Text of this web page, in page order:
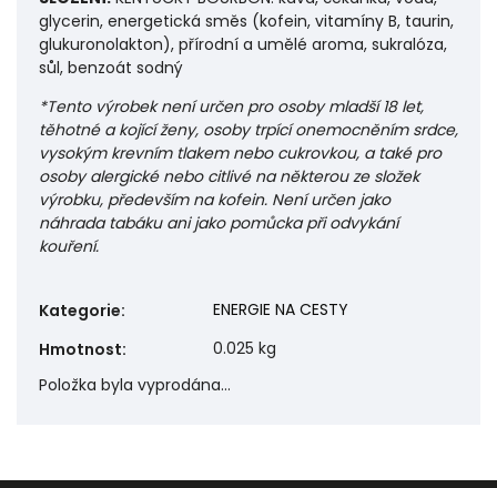
glycerin, energetická směs (kofein, vitamíny B, taurin,
glukuronolakton), přírodní a umělé aroma, sukralóza,
sůl, benzoát sodný
*Tento výrobek není určen pro osoby mladší 18 let,
těhotné a kojící ženy, osoby trpící onemocněním srdce,
vysokým krevním tlakem nebo cukrovkou, a také pro
osoby alergické nebo citlivé na některou ze složek
výrobku, především na kofein. Není určen jako
náhrada tabáku ani jako pomůcka při odvykání
kouření.
Kategorie:
ENERGIE NA CESTY
Hmotnost:
0.025 kg
Položka byla vyprodána…